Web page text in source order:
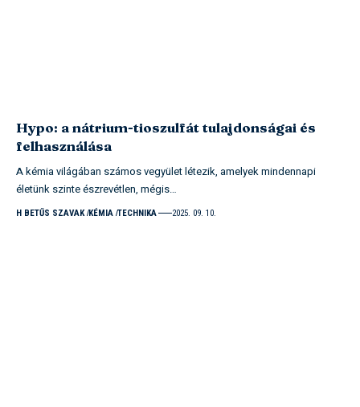
Hypo: a nátrium-tioszulfát tulajdonságai és
felhasználása
A kémia világában számos vegyület létezik, amelyek mindennapi
életünk szinte észrevétlen, mégis…
H BETŰS SZAVAK KÉMIA TECHNIKA 2025. 09. 10.